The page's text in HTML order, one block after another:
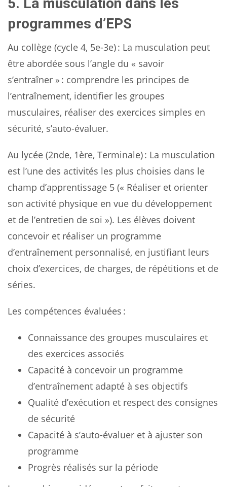
programmes d’EPS
Au collège (cycle 4, 5e-3e) : La musculation peut
être abordée sous l’angle du « savoir
s’entraîner » : comprendre les principes de
l’entraînement, identifier les groupes
musculaires, réaliser des exercices simples en
sécurité, s’auto-évaluer.
Au lycée (2nde, 1ère, Terminale) : La musculation
est l’une des activités les plus choisies dans le
champ d’apprentissage 5 (« Réaliser et orienter
son activité physique en vue du développement
et de l’entretien de soi »). Les élèves doivent
concevoir et réaliser un programme
d’entraînement personnalisé, en justifiant leurs
choix d’exercices, de charges, de répétitions et de
séries.
Les compétences évaluées :
Connaissance des groupes musculaires et
des exercices associés
Capacité à concevoir un programme
d’entraînement adapté à ses objectifs
Qualité d’exécution et respect des consignes
de sécurité
Capacité à s’auto-évaluer et à ajuster son
programme
Progrès réalisés sur la période